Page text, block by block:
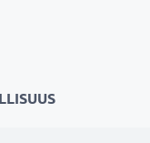
(video) /